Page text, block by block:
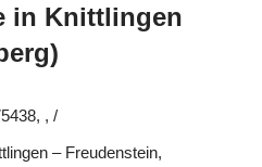
in Knittlingen
, /
– Freudenstein,